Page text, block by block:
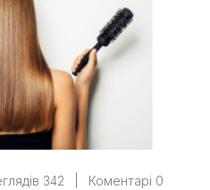
342 Коментарі 0